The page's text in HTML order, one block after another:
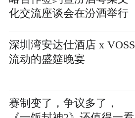
化交流座谈会在汾酒举行
深圳湾安达仕酒店 x VOSS
流动的盛筵晚宴
赛制变了，争议多了，